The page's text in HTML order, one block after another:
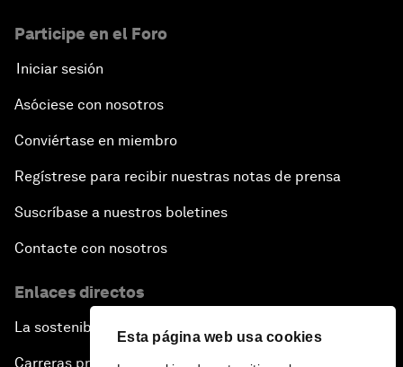
Esta página web usa cookies
Participe en el Foro
Iniciar sesión
Asóciese con nosotros
Conviértase en miembro
Regístrese para recibir nuestras notas de prensa
Suscríbase a nuestros boletines
Contacte con nosotros
Enlaces directos
La sostenibilidad en el Foro
Carreras profesionales